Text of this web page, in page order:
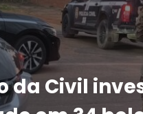
da Civil